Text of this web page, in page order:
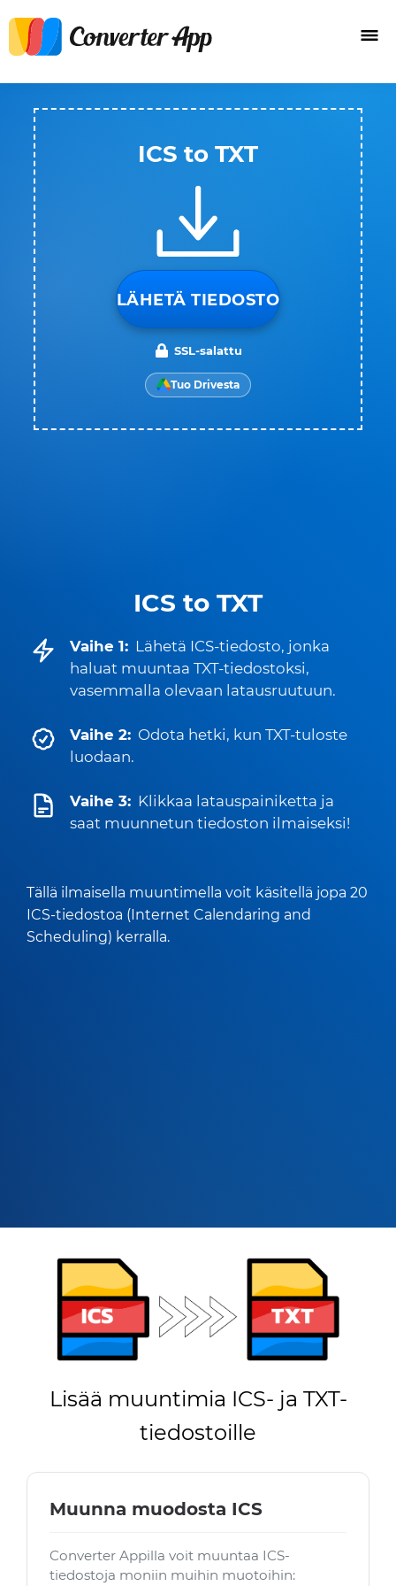
ICS to TXT
Vaihe 1: Lähetä ICS-tiedosto, jonka
haluat muuntaa TXT-tiedostoksi,
vasemmalla olevaan latausruutuun.
Vaihe 2: Odota hetki, kun TXT-tuloste
luodaan.
Vaihe 3: Klikkaa latauspainiketta ja
saat muunnetun tiedoston ilmaiseksi!
Tällä ilmaisella muuntimella voit käsitellä jopa 20
ICS-tiedostoa (Internet Calendaring and
Scheduling) kerralla.
ICS to TXT
LÄHETÄ TIEDOSTO
SSL-salattu
Tuo Drivesta
Lisää muuntimia ICS- ja TXT-
tiedostoille
Muunna muodosta ICS
Converter Appilla voit muuntaa ICS-
tiedostoja moniin muihin muotoihin: